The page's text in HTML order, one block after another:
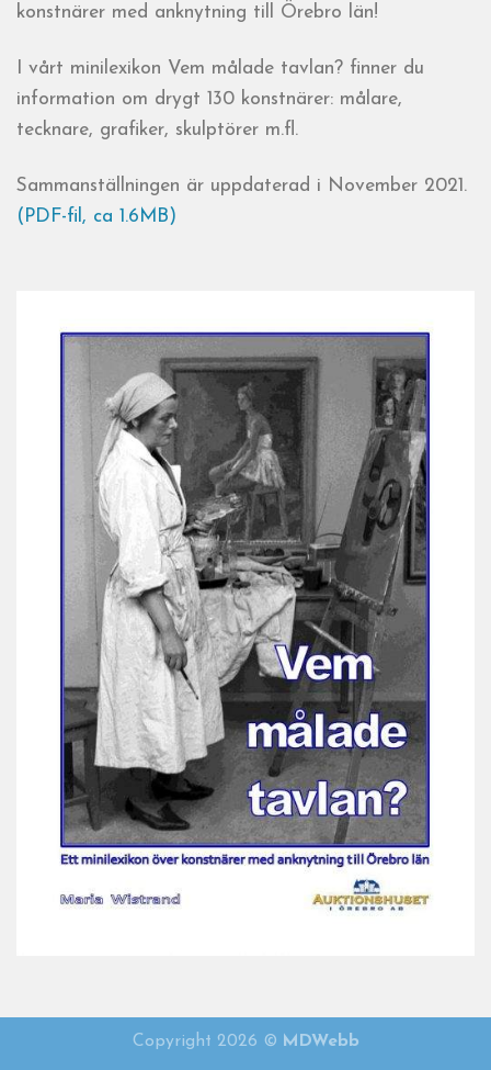
konstnärer med anknytning till Örebro län!
I vårt minilexikon Vem målade tavlan? finner du
information om drygt 130 konstnärer: målare,
tecknare, grafiker, skulptörer m.fl.
Sammanställningen är uppdaterad i November 2021.
(PDF-fil, ca 1.6MB)
Copyright 2026 © MDWebb